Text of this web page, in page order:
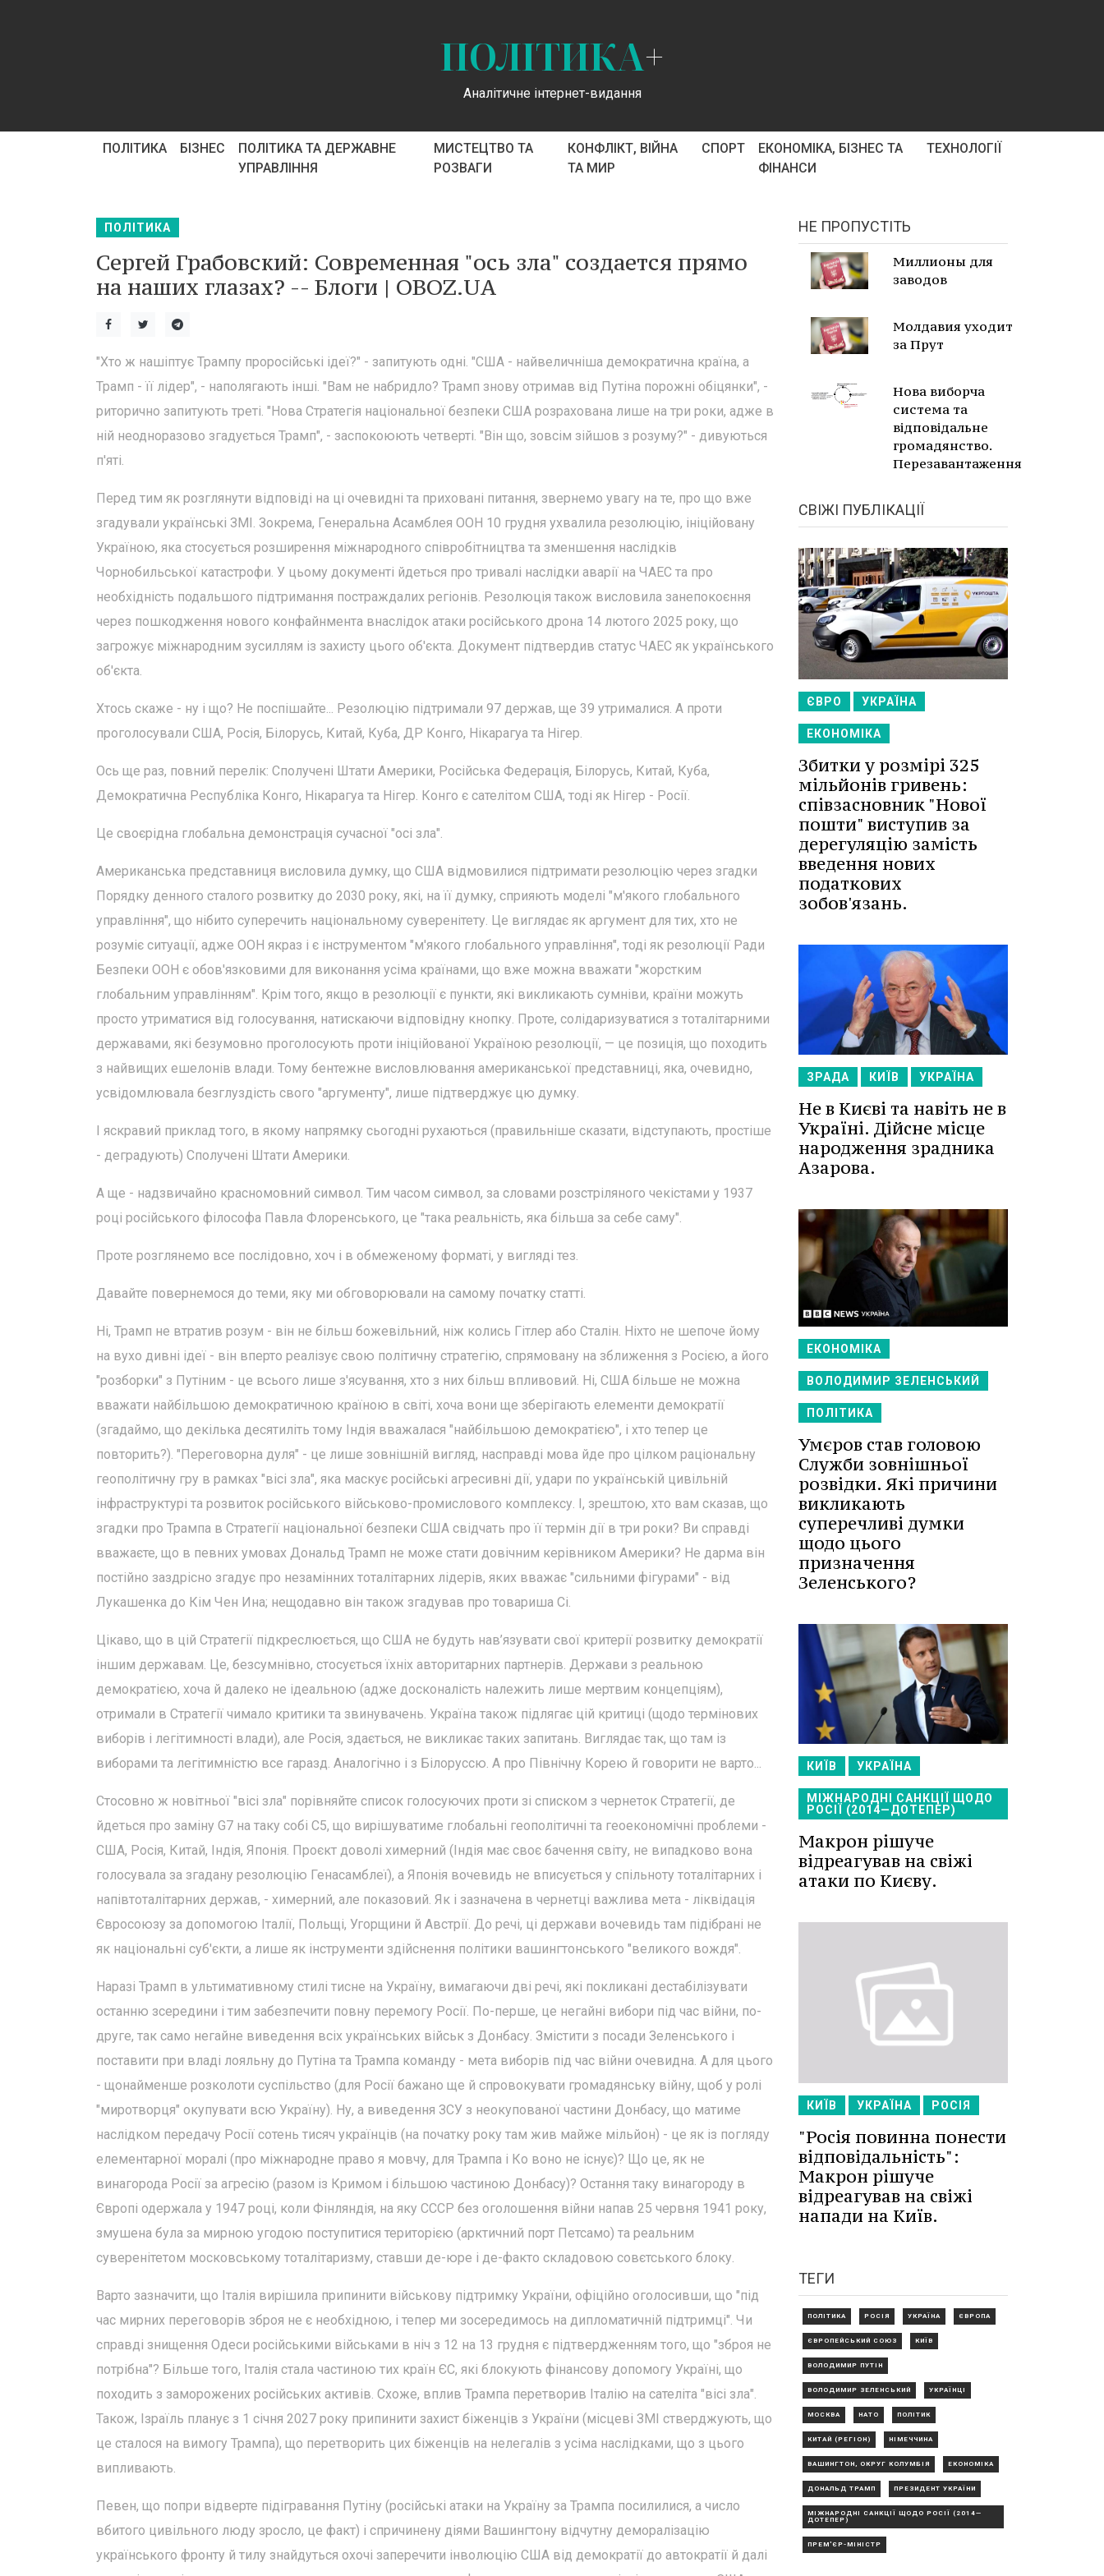
ПОЛІТИКА+
Аналітичне інтернет-видання
ПОЛІТИКА БІЗНЕС
ПОЛІТИКА ТА ДЕРЖАВНЕ
УПРАВЛІННЯ
МИСТЕЦТВО ТА
РОЗВАГИ
КОНФЛІКТ, ВІЙНА
ТА МИР
СПОРТ
ЕКОНОМІКА, БІЗНЕС ТА
ФІНАНСИ
ТЕХНОЛОГІЇ
ПОЛІТИКА
Сергей Грабовский: Современная "ось зла" создается прямо
на наших глазах? -- Блоги | OBOZ.UA
"Хто ж нашіптує Трампу проросійські ідеї?" - запитують одні. "США - найвеличніша демократична країна, а
Трамп - її лідер", - наполягають інші. "Вам не набридло? Трамп знову отримав від Путіна порожні обіцянки", -
риторично запитують треті. "Нова Стратегія національної безпеки США розрахована лише на три роки, адже в
ній неодноразово згадується Трамп", - заспокоюють четверті. "Він що, зовсім зійшов з розуму?" - дивуються
п'яті.
Перед тим як розглянути відповіді на ці очевидні та приховані питання, звернемо увагу на те, про що вже
згадували українські ЗМІ. Зокрема, Генеральна Асамблея ООН 10 грудня ухвалила резолюцію, ініційовану
Україною, яка стосується розширення міжнародного співробітництва та зменшення наслідків
Чорнобильської катастрофи. У цьому документі йдеться про тривалі наслідки аварії на ЧАЕС та про
необхідність подальшого підтримання постраждалих регіонів. Резолюція також висловила занепокоєння
через пошкодження нового конфайнмента внаслідок атаки російського дрона 14 лютого 2025 року, що
загрожує міжнародним зусиллям із захисту цього об'єкта. Документ підтвердив статус ЧАЕС як українського
об'єкта.
Хтось скаже - ну і що? Не поспішайте... Резолюцію підтримали 97 держав, ще 39 утрималися. А проти
проголосували США, Росія, Білорусь, Китай, Куба, ДР Конго, Нікарагуа та Нігер.
Ось ще раз, повний перелік: Сполучені Штати Америки, Російська Федерація, Білорусь, Китай, Куба,
Демократична Республіка Конго, Нікарагуа та Нігер. Конго є сателітом США, тоді як Нігер - Росії.
Це своєрідна глобальна демонстрація сучасної "осі зла".
Американська представниця висловила думку, що США відмовилися підтримати резолюцію через згадки
Порядку денного сталого розвитку до 2030 року, які, на її думку, сприяють моделі "м'якого глобального
управління", що нібито суперечить національному суверенітету. Це виглядає як аргумент для тих, хто не
розуміє ситуації, адже ООН якраз і є інструментом "м'якого глобального управління", тоді як резолюції Ради
Безпеки ООН є обов'язковими для виконання усіма країнами, що вже можна вважати "жорстким
глобальним управлінням". Крім того, якщо в резолюції є пункти, які викликають сумніви, країни можуть
просто утриматися від голосування, натискаючи відповідну кнопку. Проте, солідаризуватися з тоталітарними
державами, які безумовно проголосують проти ініційованої Україною резолюції, — це позиція, що походить
з найвищих ешелонів влади. Тому бентежне висловлювання американської представниці, яка, очевидно,
усвідомлювала безглуздість свого "аргументу", лише підтверджує цю думку.
І яскравий приклад того, в якому напрямку сьогодні рухаються (правильніше сказати, відступають, простіше
- деградують) Сполучені Штати Америки.
А ще - надзвичайно красномовний символ. Тим часом символ, за словами розстріляного чекістами у 1937
році російського філософа Павла Флоренського, це "така реальність, яка більша за себе саму".
Проте розглянемо все послідовно, хоч і в обмеженому форматі, у вигляді тез.
Давайте повернемося до теми, яку ми обговорювали на самому початку статті.
Ні, Трамп не втратив розум - він не більш божевільний, ніж колись Гітлер або Сталін. Ніхто не шепоче йому
на вухо дивні ідеї - він вперто реалізує свою політичну стратегію, спрямовану на зближення з Росією, а його
"розборки" з Путіним - це всього лише з'ясування, хто з них більш впливовий. Ні, США більше не можна
вважати найбільшою демократичною країною в світі, хоча вони ще зберігають елементи демократії
(згадаймо, що декілька десятиліть тому Індія вважалася "найбільшою демократією", і хто тепер це
повторить?). "Переговорна дуля" - це лише зовнішній вигляд, насправді мова йде про цілком раціональну
геополітичну гру в рамках "вісі зла", яка маскує російські агресивні дії, удари по українській цивільній
інфраструктурі та розвиток російського військово-промислового комплексу. І, зрештою, хто вам сказав, що
згадки про Трампа в Стратегії національної безпеки США свідчать про її термін дії в три роки? Ви справді
вважаєте, що в певних умовах Дональд Трамп не може стати довічним керівником Америки? Не дарма він
постійно заздрісно згадує про незамінних тоталітарних лідерів, яких вважає "сильними фігурами" - від
Лукашенка до Кім Чен Ина; нещодавно він також згадував про товариша Сі.
Цікаво, що в цій Стратегії підкреслюється, що США не будуть нав’язувати свої критерії розвитку демократії
іншим державам. Це, безсумнівно, стосується їхніх авторитарних партнерів. Держави з реальною
демократією, хоча й далеко не ідеальною (адже досконалість належить лише мертвим концепціям),
отримали в Стратегії чимало критики та звинувачень. Україна також підлягає цій критиці (щодо термінових
виборів і легітимності влади), але Росія, здається, не викликає таких запитань. Виглядає так, що там із
виборами та легітимністю все гаразд. Аналогічно і з Білоруссю. А про Північну Корею й говорити не варто...
Стосовно ж новітньої "вісі зла" порівняйте список голосуючих проти зі списком з чернеток Стратегії, де
йдеться про заміну G7 на таку собі С5, що вирішуватиме глобальні геополітичні та геоекономічні проблеми -
США, Росія, Китай, Індія, Японія. Проєкт доволі химерний (Індія має своє бачення світу, не випадково вона
голосувала за згадану резолюцію Генасамблеї), а Японія вочевидь не вписується у спільноту тоталітарних і
напівтоталітарних держав, - химерний, але показовий. Як і зазначена в чернетці важлива мета - ліквідація
Євросоюзу за допомогою Італії, Польщі, Угорщини й Австрії. До речі, ці держави вочевидь там підібрані не
як національні суб'єкти, а лише як інструменти здійснення політики вашингтонського "великого вождя".
Наразі Трамп в ультимативному стилі тисне на Україну, вимагаючи дві речі, які покликані дестабілізувати
останню зсередини і тим забезпечити повну перемогу Росії. По-перше, це негайні вибори під час війни, по-
друге, так само негайне виведення всіх українських військ з Донбасу. Змістити з посади Зеленського і
поставити при владі лояльну до Путіна та Трампа команду - мета виборів під час війни очевидна. А для цього
- щонайменше розколоти суспільство (для Росії бажано ще й спровокувати громадянську війну, щоб у ролі
"миротворця" окупувати всю Україну). Ну, а виведення ЗСУ з неокупованої частини Донбасу, що матиме
наслідком передачу Росії сотень тисяч українців (на початку року там жив майже мільйон) - це як із погляду
елементарної моралі (про міжнародне право я мовчу, для Трампа і Ко воно не існує)? Що це, як не
винагорода Росії за агресію (разом із Кримом і більшою частиною Донбасу)? Остання таку винагороду в
Європі одержала у 1947 році, коли Фінляндія, на яку СССР без оголошення війни напав 25 червня 1941 року,
змушена була за мирною угодою поступитися територією (арктичний порт Петсамо) та реальним
суверенітетом московському тоталітаризму, ставши де-юре і де-факто складовою совєтського блоку.
Варто зазначити, що Італія вирішила припинити військову підтримку України, офіційно оголосивши, що "під
час мирних переговорів зброя не є необхідною, і тепер ми зосередимось на дипломатичній підтримці". Чи
справді знищення Одеси російськими військами в ніч з 12 на 13 грудня є підтвердженням того, що "зброя не
потрібна"? Більше того, Італія стала частиною тих країн ЄС, які блокують фінансову допомогу Україні, що
походить з заморожених російських активів. Схоже, вплив Трампа перетворив Італію на сателіта "вісі зла".
Також, Ізраїль планує з 1 січня 2027 року припинити захист біженців з України (місцеві ЗМІ стверджують, що
це сталося на вимогу Трампа), що перетворить цих біженців на нелегалів з усіма наслідками, що з цього
випливають.
Певен, що попри відверте підігравання Путіну (російські атаки на Україну за Трампа посилилися, а число
вбитого цивільного люду зросло, це факт) і спричинену діями Вашингтону відчутну деморалізацію
українського фронту й тилу знайдуться охочі заперечити інволюцію США від демократії до автократії й далі
НЕ ПРОПУСТІТЬ
Миллионы для
заводов
Молдавия уходит
за Прут
Нова виборча
система та
відповідальне
громадянство.
Перезавантаження
СВІЖІ ПУБЛІКАЦІЇ
ЄВРО УКРАЇНА
ЕКОНОМІКА
Збитки у розмірі 325
мільйонів гривень:
співзасновник "Нової
пошти" виступив за
дерегуляцію замість
введення нових
податкових
зобов'язань.
ЗРАДА КИЇВ УКРАЇНА
Не в Києві та навіть не в
Україні. Дійсне місце
народження зрадника
Азарова.
ЕКОНОМІКА
ВОЛОДИМИР ЗЕЛЕНСЬКИЙ
ПОЛІТИКА
Умєров став головою
Служби зовнішньої
розвідки. Які причини
викликають
суперечливі думки
щодо цього
призначення
Зеленського?
КИЇВ УКРАЇНА
МІЖНАРОДНІ САНКЦІЇ ЩОДО
РОСІЇ (2014—ДОТЕПЕР)
Макрон рішуче
відреагував на свіжі
атаки по Києву.
КИЇВ УКРАЇНА РОСІЯ
"Росія повинна понести
відповідальність":
Макрон рішуче
відреагував на свіжі
напади на Київ.
ТЕГИ
ПОЛІТИКА РОСІЯ УКРАЇНА ЄВРОПА
ЄВРОПЕЙСЬКИЙ СОЮЗ КИЇВ
ВОЛОДИМИР ПУТІН
ВОЛОДИМИР ЗЕЛЕНСЬКИЙ УКРАЇНЦІ
МОСКВА НАТО ПОЛІТИК
КИТАЙ (РЕГІОН) НІМЕЧЧИНА
ВАШИНГТОН, ОКРУГ КОЛУМБІЯ ЕКОНОМІКА
ДОНАЛЬД ТРАМП ПРЕЗИДЕНТ УКРАЇНИ
МІЖНАРОДНІ САНКЦІЇ ЩОДО РОСІЇ (2014—
ДОТЕПЕР)
ПРЕМ'ЄР-МІНІСТР